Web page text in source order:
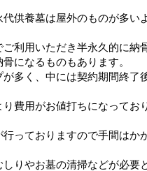
供養墓は屋外のものが多い
利用いただき半永久的に納
になるものもあります。
多く、中には契約期間終了
費用がお値打ちになってお
っておりますので手間はか
りやお墓の清掃などが必要